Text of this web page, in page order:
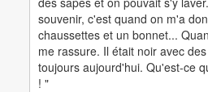
souvenir, c'est quand on m'a
chaussettes et un bonnet...
me rassure. Il était noir avec
toujours aujourd'hui. Qu'est-ce
! "